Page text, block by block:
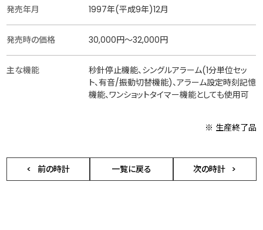
発売年月 1997年(平成9年)12月
発売時の価格 30,000円〜32,000円
主な機能
秒針停止機能、シングルアラーム(1分単位セッ
ト、有音/振動切替機能)、アラーム設定時刻記憶
機能、ワンショットタイマー機能としても使用可
※ 生産終了品
前の時計 一覧に戻る 次の時計